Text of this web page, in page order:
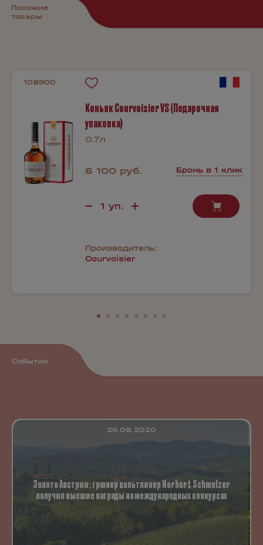
Похожие
товары
108900
Коньяк Courvoisier VS (Подарочная
упаковка)
0.7л
6 100 руб. Бронь в 1 клик
Производитель:
Courvoisier
События
26.08.2020
Золото Австрии: грюнер вельтлинер Norbert Schmelzer
получил высшие награды на международных конкурсах